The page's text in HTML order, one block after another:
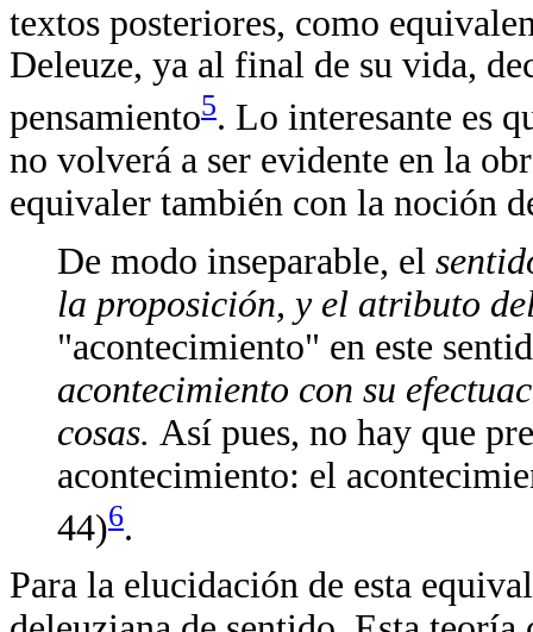
textos posteriores, como
Deleuze, ya al final de su vida,
pensamiento5. Lo interesante es
no volverá a ser evidente en la
equivaler también con la noción
De modo inseparable, el
la proposición, y el atributo
"acontecimiento" en este
acontecimiento con su
cosas. Así pues, no hay que
acontecimiento: el
44)6.
Para la elucidación de esta